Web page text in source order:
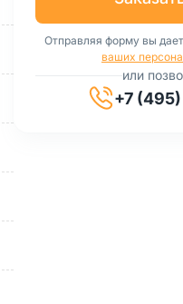
Отправляя форму вы
ваших
или
+7